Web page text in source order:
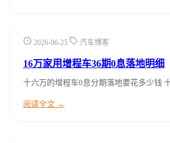
2026-06-25 汽车博客
16万家用增程车36期0息落地明细
十六万的增程车0息分期落地要花多少钱
阅读全文 →